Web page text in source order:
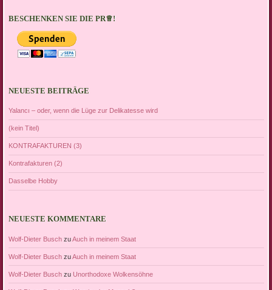
BESCHENKEN SIE DIE PR♕!
NEUESTE BEITRÄGE
Yalancı – oder, wenn die Lüge zur Delikatesse wird
(kein Titel)
KONTRAFAKTUREN (3)
Kontrafakturen (2)
Dasselbe Hobby
NEUESTE KOMMENTARE
Wolf-Dieter BuschzuAuch in meinem Staat
Wolf-Dieter BuschzuAuch in meinem Staat
Wolf-Dieter Buschzu Unorthodoxe Wolkensöhne